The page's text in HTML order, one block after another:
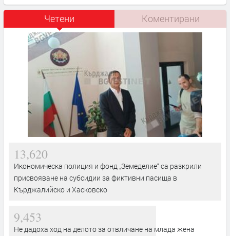
Четени Коментирани
13,620
Икономическа полиция и фонд „Земеделие“ са разкрили
присвояване на субсидии за фиктивни пасища в
Кърджалийско и Хасковско
9,453
Не дадоха ход на делото за отвличане на млада жена